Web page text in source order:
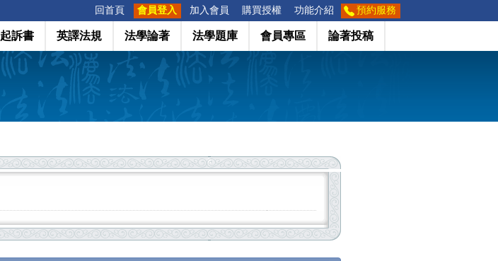
回首頁 會員登入 加入會員 購買授權 功能介紹 預約服務
起訴書 英譯法規 法學論著 法學題庫 會員專區 論著投稿